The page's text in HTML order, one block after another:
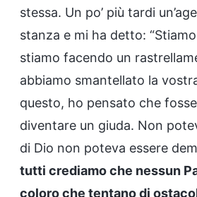
stessa. Un po’ più tardi
stanza e mi ha detto:
stiamo facendo un
abbiamo smantellato la
questo, ho pensato che
diventare un giuda. Non
di Dio non poteva essere
tutti crediamo che nessun
coloro che tentano di